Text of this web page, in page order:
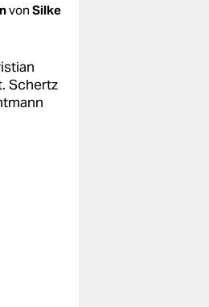
von Silke
Schertz